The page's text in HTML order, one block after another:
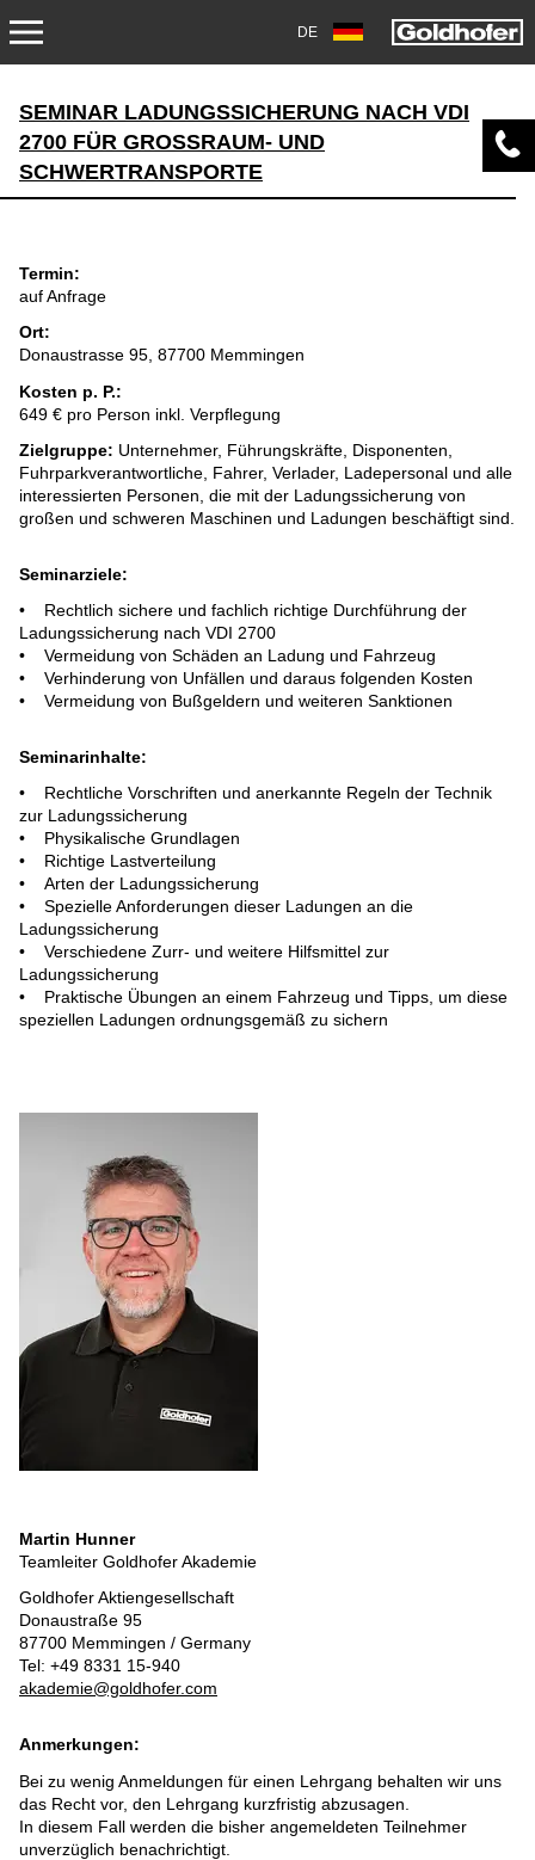
DE
TRANSPORT
OVERHAUL/REPARATUR
DOWNLOADS
AIRPORT
AKADEMIE
BEFUNDUNG UND ÜBERHOLUNG
ERSATZTEILE
SPEZIALWERKZEUGE
SEMINAR LADUNGSSICHERUNG NACH VDI
2700 FÜR GROSSRAUM- UND S
CHWERTRANSPORTE
Termin:
auf Anfrage
Ort:
Donaustrasse 95, 87700 Memmingen
Kosten p. P.:
649 € pro Person inkl. Verpflegung
Zielgruppe: Unternehmer, Führungskräfte, Disponenten,
Fuhrparkverantwortliche, Fahrer, Verlader, Ladepersonal und alle
interessierten Personen, die mit der Ladungssicherung von
großen und schweren Maschinen und Ladungen beschäftigt sind.
Seminarziele:
• Rechtlich sichere und fachlich richtige Durchführung der
Ladungssicherung nach VDI 2700
• Vermeidung von Schäden an Ladung und Fahrzeug
• Verhinderung von Unfällen und daraus folgenden Kosten
• Vermeidung von Bußgeldern und weiteren Sanktionen
Seminarinhalte:
• Rechtliche Vorschriften und anerkannte Regeln der Technik
zur Ladungssicherung
• Physikalische Grundlagen
• Richtige Lastverteilung
• Arten der Ladungssicherung
• Spezielle Anforderungen dieser Ladungen an die
Ladungssicherung
• Verschiedene Zurr- und weitere Hilfsmittel zur
Ladungssicherung
• Praktische Übungen an einem Fahrzeug und Tipps, um diese
speziellen Ladungen ordnungsgemäß zu sichern
Martin Hunner
Teamleiter Goldhofer Akademie
Goldhofer Aktiengesellschaft
Donaustraße 95
87700 Memmingen / Germany
Tel: +49 8331 15-940
akademie@goldhofer.com
Anmerkungen:
Bei zu wenig Anmeldungen für einen Lehrgang behalten wir uns
das Recht vor, den Lehrgang kurzfristig abzusagen.
In diesem Fall werden die bisher angemeldeten Teilnehmer
unverzüglich benachrichtigt.